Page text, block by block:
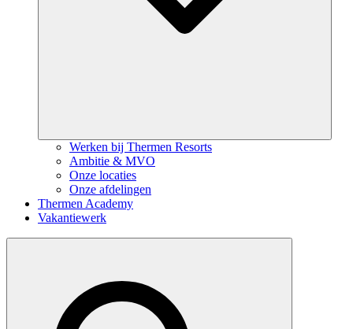
Werken bij Thermen Resorts
Ambitie & MVO
Onze locaties
Onze afdelingen
Thermen Academy
Vakantiewerk